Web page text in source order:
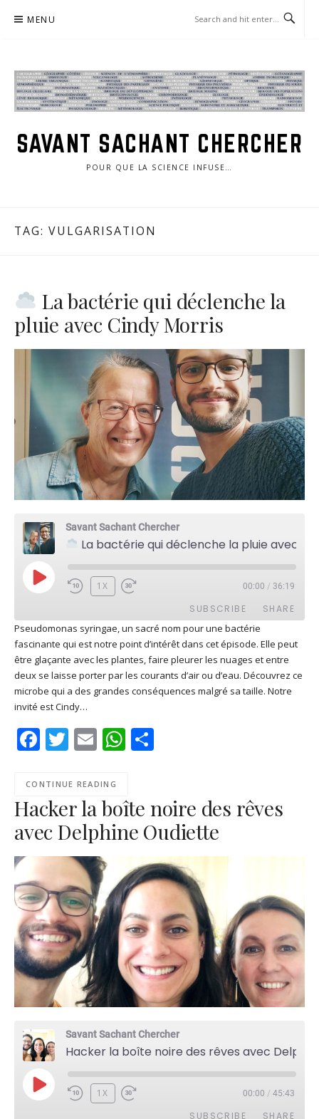
MENU
SAVANT SACHANT CHERCHER
POUR QUE LA SCIENCE INFUSE…
TAG: VULGARISATION
La bactérie qui déclenche la
pluie avec Cindy Morris
Savant Sachant Chercher
La bactérie qui déclenche la pluie avec Cindy Morris
PLAY
EPISODE
1X 00:00 / 36:19
SUBSCRIBE SHARE
Apple Podcasts Deezer
Google Play PocketCasts
Podcast Addict RSS
RSS FEED
SHARE
LINK
EMBED
Pseudomonas syringae, un sacré nom pour une bactérie
fascinante qui est notre point d’intérêt dans cet épisode. Elle peut
être glaçante avec les plantes, faire pleurer les nuages et entre
deux se laisse porter par les courants d’air ou d’eau. Découvrez ce
microbe qui a des grandes conséquences malgré sa taille. Notre
invité est Cindy…
Facebook
Twitter
EmailWhatsApp
CONTINUE READING
Hacker la boîte noire des rêves
avec Delphine Oudiette
Savant Sachant Chercher
PLAY
EPISODE
1X 00:00 / 45:43
SUBSCRIBE SHARE